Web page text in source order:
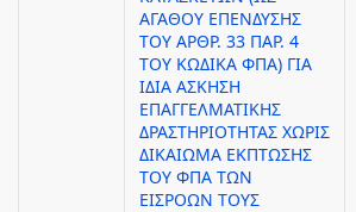
ΑΓΑΘΟΥ ΕΠΕΝΔΥΣΗΣ
ΤΟΥ ΑΡΘΡ. 33 ΠΑΡ. 4
ΤΟΥ ΚΩΔΙΚΑ ΦΠΑ) ΓΙΑ
ΙΔΙΑ ΑΣΚΗΣΗ
ΕΠΑΓΓΕΛΜΑΤΙΚΗΣ
ΔΡΑΣΤΗΡΙΟΤΗΤΑΣ ΧΩΡΙΣ
ΔΙΚΑΙΩΜΑ ΕΚΠΤΩΣΗΣ
ΤΟΥ ΦΠΑ ΤΩΝ
ΕΙΣΡΟΩΝ ΤΟΥΣ